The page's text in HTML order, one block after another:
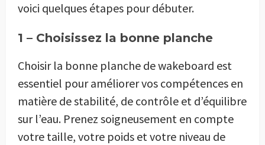
voici quelques étapes pour débuter.
1 – Choisissez la bonne planche
Choisir la bonne planche de wakeboard est
essentiel pour améliorer vos compétences en
matière de stabilité, de contrôle et d’équilibre
sur l’eau. Prenez soigneusement en compte
votre taille, votre poids et votre niveau de